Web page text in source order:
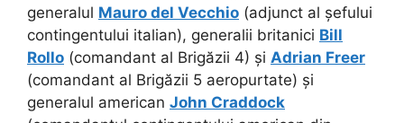
generalul Mauro del Vecchio (adjunct al șefului
contingentului italian), generalii britanici Bill
Rollo (comandant al Brigăzii 4) și Adrian Freer
(comandant al Brigăzii 5 aeropurtate) și
generalul american John Craddock